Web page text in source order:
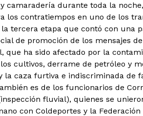
camaradería durante toda la
los contratiempos en uno de los
tercera etapa que contó con una
de promoción de los mensajes
que ha sido afectado por la
cultivos, derrame de petróleo y
la caza furtiva e indiscriminada de
es de los funcionarios de
fluvial), quienes se
con Coldeportes y la